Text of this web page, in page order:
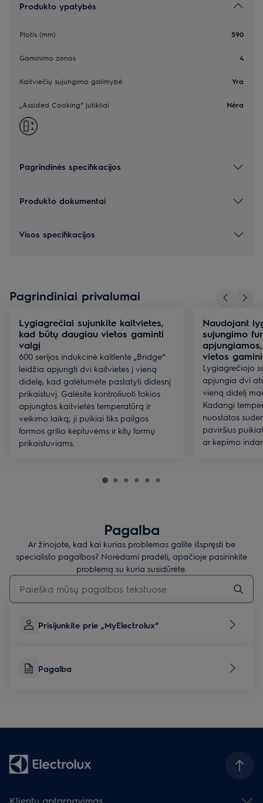
Produkto ypatybės
Plotis (mm) 590
Gaminimo zonos 4
Kaitviečių sujungimo galimybė Yra
„Assisted Cooking“ jutikliai Nėra
Pagrindinės specifikacijos
Produkto dokumentai
Visos specifikacijos
Pagrindiniai privalumai
Lygiagrečiai sujunkite kaitvietes,
kad būtų daugiau vietos gaminti
valgį
600 serijos indukcinė kaitlentė „Bridge“
leidžia apjungti dvi kaitvietes į vieną
didelę, kad galėtumėte pastatyti didesnį
prikaistuvį. Galėsite kontroliuoti tokios
apjungtos kaitvietės temperatūrą ir
veikimo laiką; ji puikiai tiks pailgos
formos grilio keptuvėms ir kitų formų
prikaistuviams.
Naudojant
sujungimo
vietos
Lygiagrečiojo
apjungia dvi
vieną didelį
Kadangi
nuostatos
paviršius
ar kepimo
Pagalba
Ar žinojote, kad kai kurias problemas galite išspręsti be
specialisto pagalbos? Norėdami pradėti, apačioje pasirinkite
problemą su kuria susidūrėte.
Įveskite tekstą, jei norite ieškoti pagalbinių straipsnių
Prisijunkite prie „MyElectrolux“
Pagalba
Klientų aptarnavimas